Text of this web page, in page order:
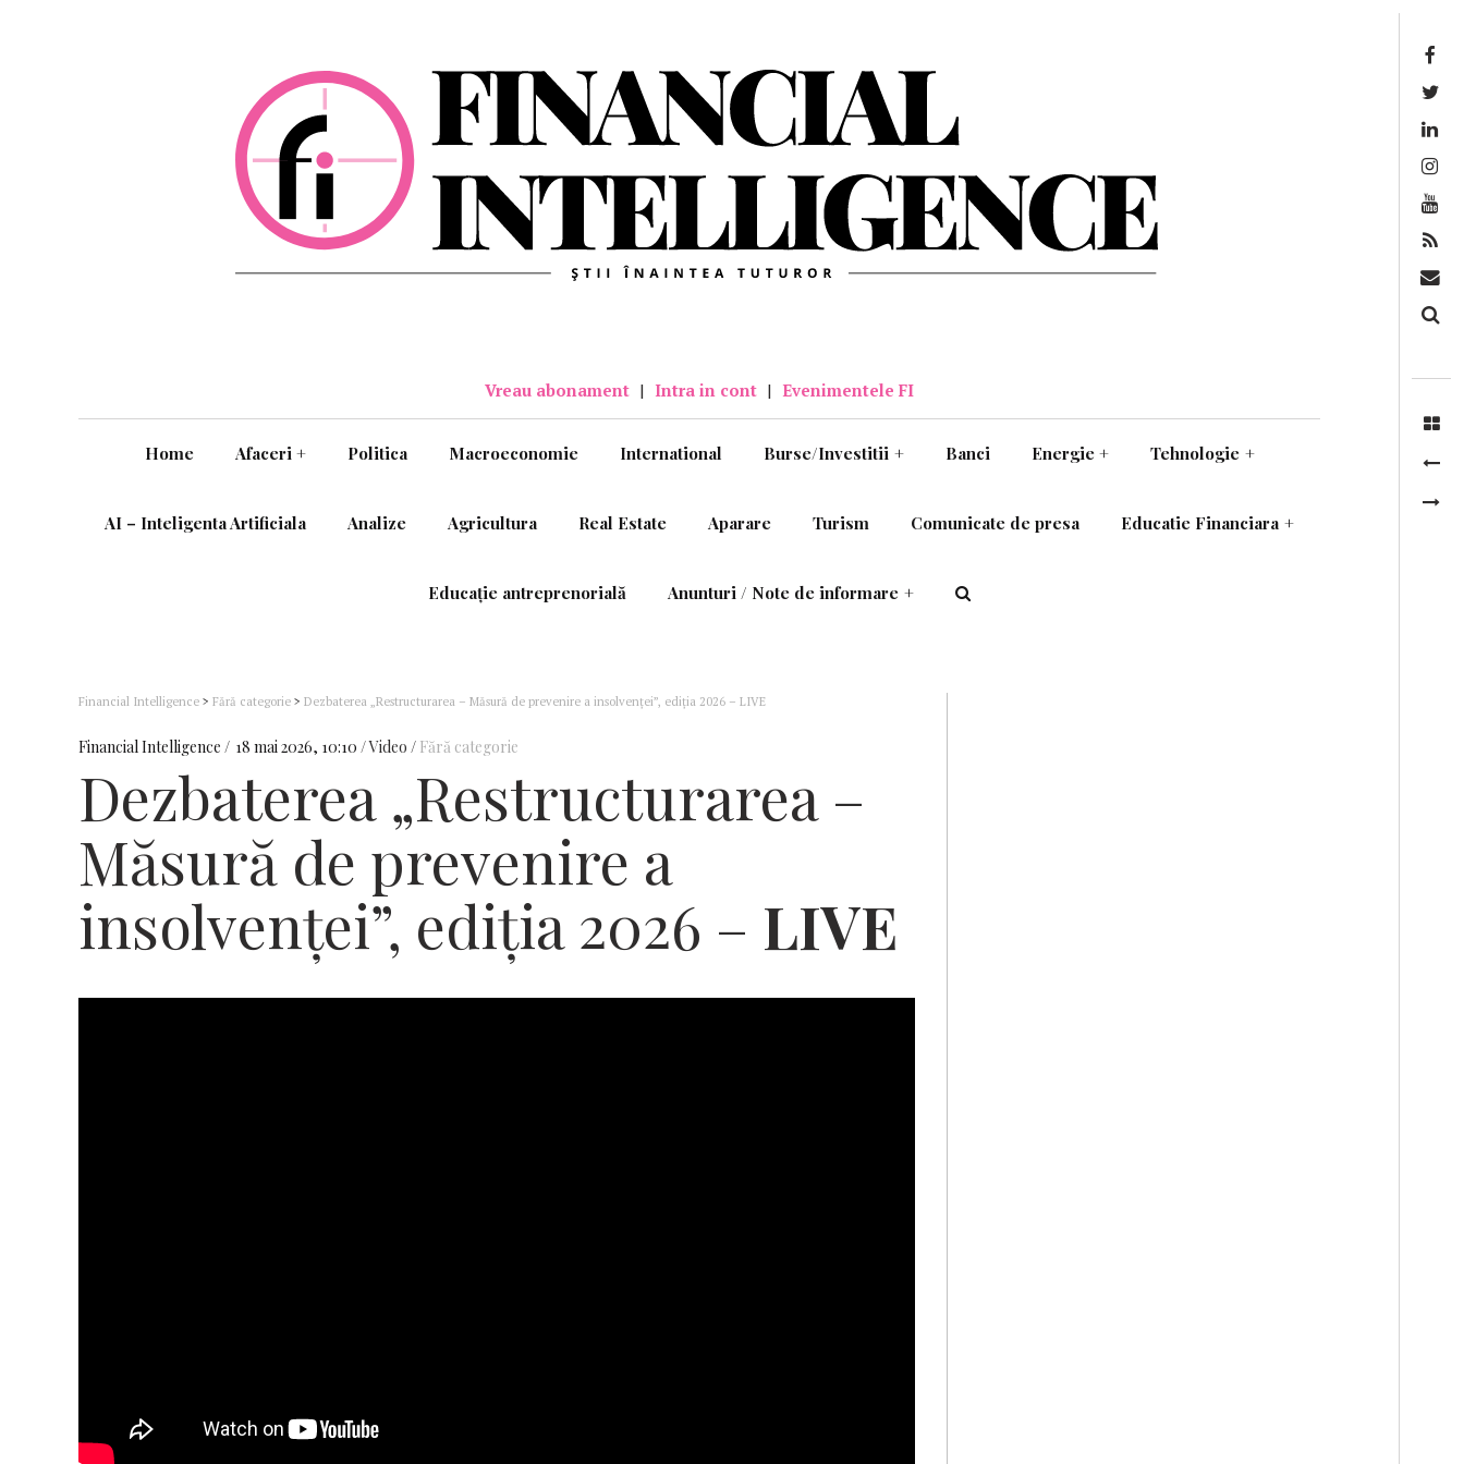
Vreau abonament | Intra in cont | Evenimentele FI
Home Afaceri + Politica Macroeconomie International Burse/Investitii + Banci Energie + Tehnologie +
AI – Inteligenta Artificiala Analize Agricultura Real Estate Aparare Turism Comunicate de presa Educatie Financiara +
Educație antreprenorială Anunturi / Note de informare +
Financial Intelligence > Fără categorie > Dezbaterea „Restructurarea – Măsură de prevenire a insolvenței”, ediția 2026 – LIVE
Financial Intelligence 18 mai 2026, 10:10 Video Fără categorie
Dezbaterea „Restructurarea –
Măsură de prevenire a
insolvenței”, ediția 2026 – LIVE